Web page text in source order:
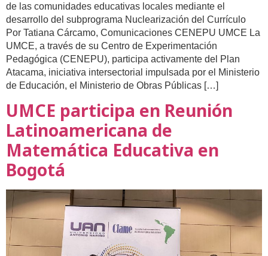
de las comunidades educativas locales mediante el
desarrollo del subprograma Nuclearización del Currículo
Por Tatiana Cárcamo, Comunicaciones CENEPU UMCE La
UMCE, a través de su Centro de Experimentación
Pedagógica (CENEPU), participa activamente del Plan
Atacama, iniciativa intersectorial impulsada por el Ministerio
de Educación, el Ministerio de Obras Públicas […]
UMCE participa en Reunión
Latinoamericana de
Matemática Educativa en
Bogotá